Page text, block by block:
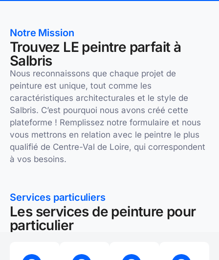
Notre Mission
Trouvez LE peintre parfait à
Salbris
Nous reconnaissons que chaque projet de
peinture est unique, tout comme les
caractéristiques architecturales et le style de
Salbris. C’est pourquoi nous avons créé cette
plateforme ! Remplissez notre formulaire et nous
vous mettrons en relation avec le peintre le plus
qualifié de Centre-Val de Loire, qui correspondent
à vos besoins.
Services particuliers
Les services de peinture pour
particulier